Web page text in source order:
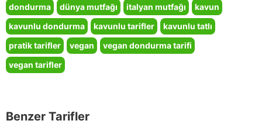
dondurma dünya mutfağı italyan mutfağı
kavun
kavunlu dondurma
kavunlu tarifler
kavunlu tatlı
pratik tarifler
vegan
vegan dondurma tarifi
vegan tarifler
Benzer Tarifler